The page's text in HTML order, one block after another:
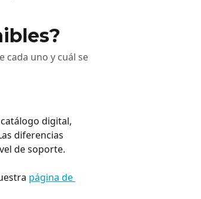
cada uno y cuál se
digital,
diferencias
de soporte.
página de